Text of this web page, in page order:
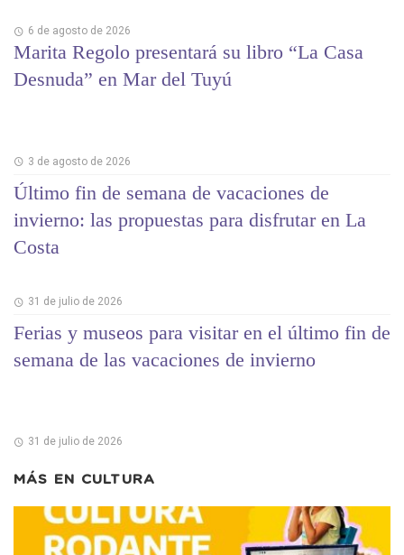
6 de agosto de 2026
Marita Regolo presentará su libro “La Casa
Desnuda” en Mar del Tuyú
3 de agosto de 2026
Último fin de semana de vacaciones de
invierno: las propuestas para disfrutar en La
Costa
31 de julio de 2026
Ferias y museos para visitar en el último fin de
semana de las vacaciones de invierno
31 de julio de 2026
MÁS EN CULTURA